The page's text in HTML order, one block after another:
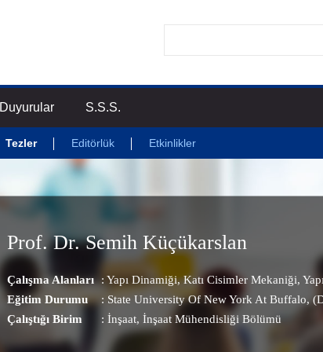
Tezler Editörlük Etkinlikler
Duyurular S.S.S.
Prof. Dr. Semih Küçükarslan
Çalışma Alanları : Yapı Dinamiği,Katı Cisimler Mekaniği,
Eğitim Durumu
: State University Of New York At Buffalo,
Çalıştığı Birim
: İnşaat, İnşaat Mühendisliği Bölümü